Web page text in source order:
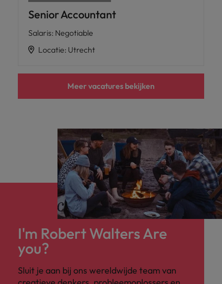
Senior Accountant
Salaris: Negotiable
Locatie: Utrecht
Meer vacatures bekijken
I'm Robert Walters Are
you?
Sluit je aan bij ons wereldwijde team van